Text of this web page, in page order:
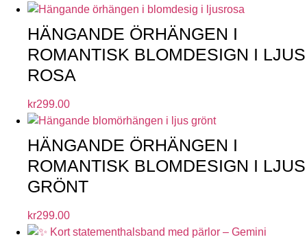
HÄNGANDE ÖRHÄNGEN I
ROMANTISK BLOMDESIGN I LJUS
ROSA
kr299.00
HÄNGANDE ÖRHÄNGEN I
ROMANTISK BLOMDESIGN I LJUS
GRÖNT
kr299.00